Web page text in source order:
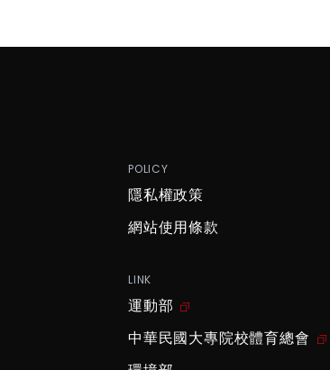
POLICY
隱私權政策
網站使用條款
LINK
運動部
中華民國大專院校體育總會